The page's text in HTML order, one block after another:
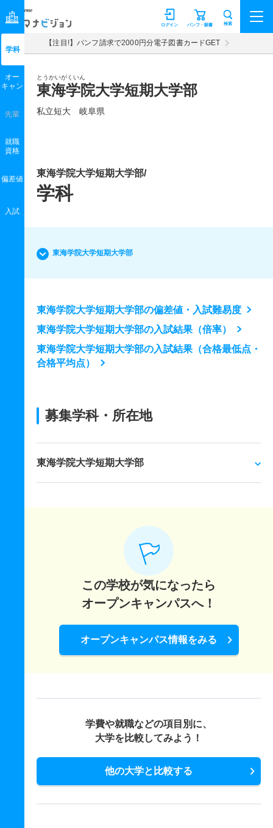
マナビジョン パンフ・願書
ログイン 検索
【注目!】パンフ請求で2000円分電子図書カードGET
とうかいがくいん
東海学院大学短期大学部
私立短大 岐阜県
学科
オー
キャン
先輩
就職
資格
偏差値
入試
東海学院大学短期大学部/
学科
東海学院大学短期大学部
東海学院大学短期大学部の偏差値・入試難易度
東海学院大学短期大学部の入試結果（倍率）
東海学院大学短期大学部の入試結果（合格最低点・
合格平均点）
募集学科・所在地
東海学院大学短期大学部
この学校が気になったら
オープンキャンパスへ！
オープンキャンパス情報をみる
学費や就職などの項目別に、
大学を比較してみよう！
他の大学と比較する